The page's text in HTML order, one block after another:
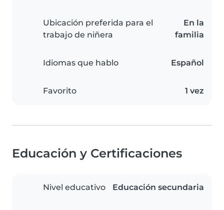
Ubicación preferida para el
trabajo de niñera
En la
familia
Idiomas que hablo Español
Favorito 1 vez
Educación y Certificaciones
Nivel educativo Educación secundaria